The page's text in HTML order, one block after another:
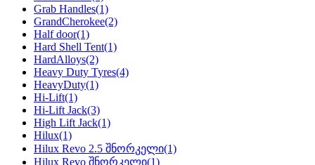
Grab Handles(1)
GrandCherokee(2)
Half door(1)
Hard Shell Tent(1)
HardAlloys(2)
Heavy Duty Tyres(4)
HeavyDuty(1)
Hi-Lift(1)
Hi-Lift Jack(3)
High Lift Jack(1)
Hilux(1)
Hilux Revo 2.5 შნორკელი(1)
Hilux Revo შნორკელი(1)